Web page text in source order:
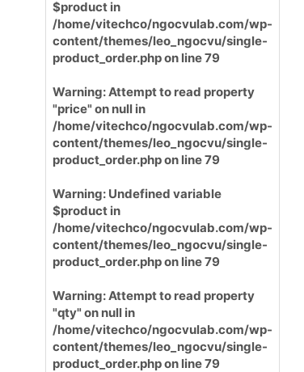
$product in
/home/vitechco/ngocvulab.com/wp-
content/themes/leo_ngocvu/single-
product_order.phpon line79
Warning: Attempt to read property
"price" on null in
/home/vitechco/ngocvulab.com/wp-
content/themes/leo_ngocvu/single-
product_order.phpon line79
Warning: Undefined variable
$product in
/home/vitechco/ngocvulab.com/wp-
content/themes/leo_ngocvu/single-
product_order.phpon line79
Warning: Attempt to read property
"qty" on null in
/home/vitechco/ngocvulab.com/wp-
content/themes/leo_ngocvu/single-
product_order.phpon line79